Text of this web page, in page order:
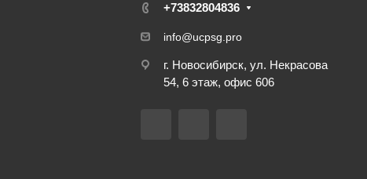
+73832804836
info@ucpsg.pro
г. Новосибирск, ул. Некрасова
54, 6 этаж, офис 606